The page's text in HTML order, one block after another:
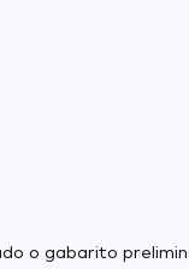
o gabarito